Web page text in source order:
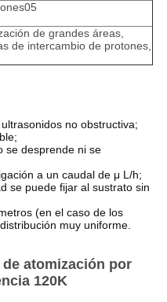
de grandes áreas,
de intercambio de protones,
no obstructiva;
se desprende ni se
a un caudal de μ L/h;
se puede fijar al sustrato sin
(en el caso de los
muy uniforme.
atomización por
120K